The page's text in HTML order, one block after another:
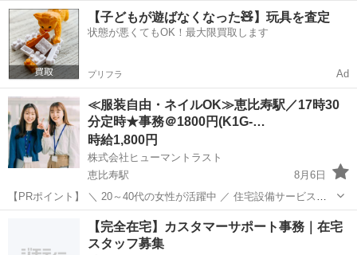
【子どもが遊ばなくなった🧸】玩具を査定
状態が悪くてもOK！最大限買取します
プリフラ Ad
≪服装自由・ネイルOK≫恵比寿駅／17時30
分定時★事務＠1800円(K1G-…
時給1,800円
株式会社ヒューマントラスト
恵比寿駅
8月6日
【PRポイント】 ＼ 20～40代の女性が活躍中 ／ 住宅設備サービスで
事務staff募集！派遣スタッフさんも多数活躍中 ▼＜わたしらしく働け
る＞金髪ok！サンダルやジーンズなどもok！服装・ネイルも自由！ か
恵比寿駅 一般事務 ヒューマントラスト
【完全在宅】カスタマーサポート事務｜在宅
スタッフ募集